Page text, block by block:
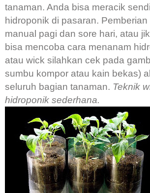
tanaman. Anda bisa meracik
hidroponik di pasaran.
manual pagi dan sore hari, atau
bisa mencoba cara menanam
atau wick silahkan cek pada
sumbu kompor atau kain bekas)
seluruh bagian tanaman. Teknik
hidroponik sederhana.